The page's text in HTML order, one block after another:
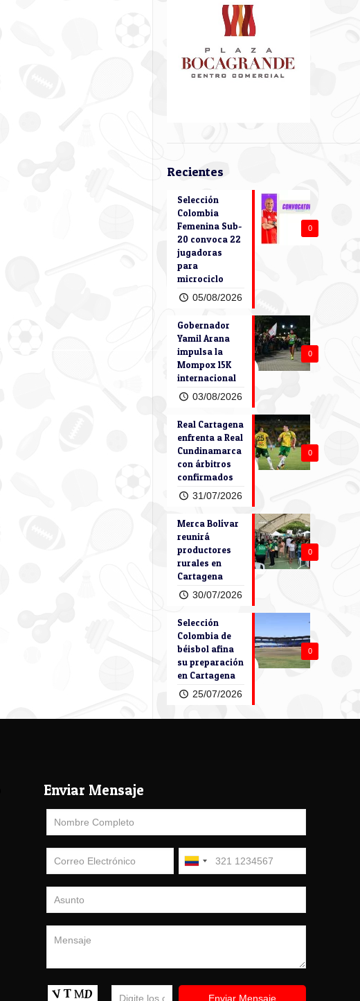
Recientes
0
Selección
Colombia
Femenina Sub-
20 convoca 22
jugadoras
para
microciclo
05/08/2026
0
Gobernador
Yamil Arana
impulsa la
Mompox 15K
internacional
03/08/2026
0
Real Cartagena
enfrenta a Real
Cundinamarca
con árbitros
confirmados
31/07/2026
0
Merca Bolívar
reunirá
productores
rurales en
Cartagena
30/07/2026
0
Selección
Colombia de
béisbol afina
su preparación
en Cartagena
25/07/2026
Enviar Mensaje